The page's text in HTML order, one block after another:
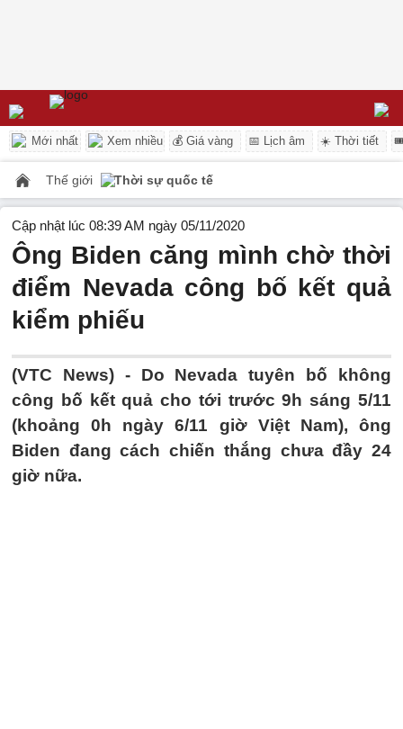
Mới nhất Xem nhiều 💰 Giá vàng 📅 Lịch âm ☀️ Thời tiết
Thế giới Thời sự quốc tế
Cập nhật lúc 08:39 AM ngày 05/11/2020
Ông Biden căng mình chờ thời
điểm Nevada công bố kết quả
kiểm phiếu
(VTC News) - Do Nevada tuyên bố không
công bố kết quả cho tới trước 9h sáng 5/11
(khoảng 0h ngày 6/11 giờ Việt Nam), ông
Biden đang cách chiến thắng chưa đầy 24
giờ nữa.